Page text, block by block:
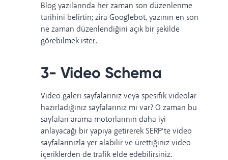
Blog yazılarında her zaman son düzenlenme
tarihini belirtin; zira Googlebot, yazının en son
ne zaman düzenlendiğini açık bir şekilde
görebilmek ister.
3- Video Schema
Video galeri sayfalarınız veya spesifik videolar
hazırladığınız sayfalarınız mı var? O zaman bu
sayfaları arama motorlarının daha iyi
anlayacağı bir yapıya getirerek SERP’te video
sayfalarınızla yer alabilir ve ürettiğiniz video
içeriklerden de trafik elde edebilirsiniz.